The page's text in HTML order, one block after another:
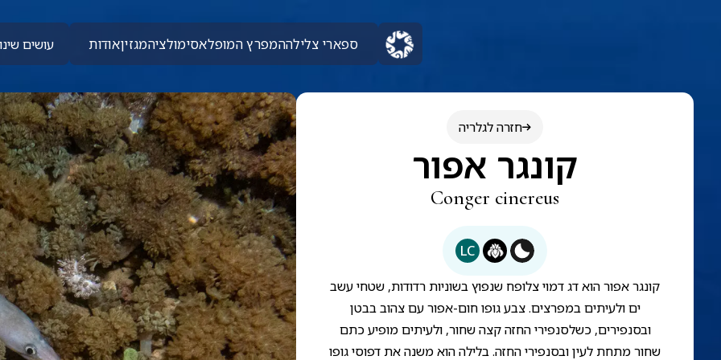
ספארי צלילההמפרץ המופלאסימולציהמגזיןאודות עושים
חזרה לגלריה
קונגר אפור
Conger cinereus
LC
קונגר אפור הוא דג דמוי צלופח שנפוץ בשוניות רדודות, שטחי עשב
ים ולעיתים במפרצים. צבע גופו חום-אפור עם צהוב בבטן
ובסנפירים, כשלסנפירי החזה קצה שחור, ולעיתים מופיע כתם
שחור מתחת לעין ובסנפירי החזה. בלילה הוא משנה את דפוסי גופו